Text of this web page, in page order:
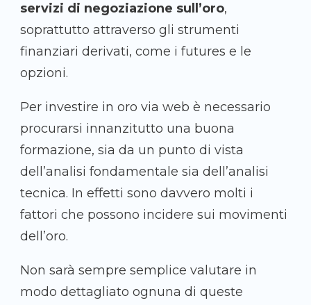
servizi di negoziazione sull’oro,
soprattutto attraverso gli strumenti
finanziari derivati, come i futures e le
opzioni.
Per investire in oro via web è necessario
procurarsi innanzitutto una buona
formazione, sia da un punto di vista
dell’analisi fondamentale sia dell’analisi
tecnica. In effetti sono davvero molti i
fattori che possono incidere sui movimenti
dell’oro.
Non sarà sempre semplice valutare in
modo dettagliato ognuna di queste